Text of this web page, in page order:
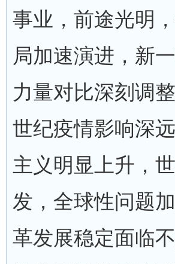
事业，前途光明
局加速演进，新
力量对比深刻调
世纪疫情影响深
主义明显上升，
发，全球性问题
革发展稳定面临